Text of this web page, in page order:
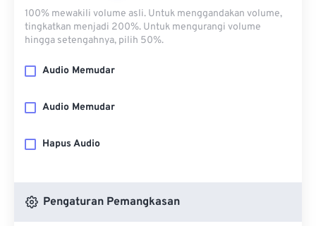
100% mewakili volume asli. Untuk menggandakan volume,
tingkatkan menjadi 200%. Untuk mengurangi volume
hingga setengahnya, pilih 50%.
Audio Memudar
Audio Memudar
Hapus Audio
Pengaturan Pemangkasan